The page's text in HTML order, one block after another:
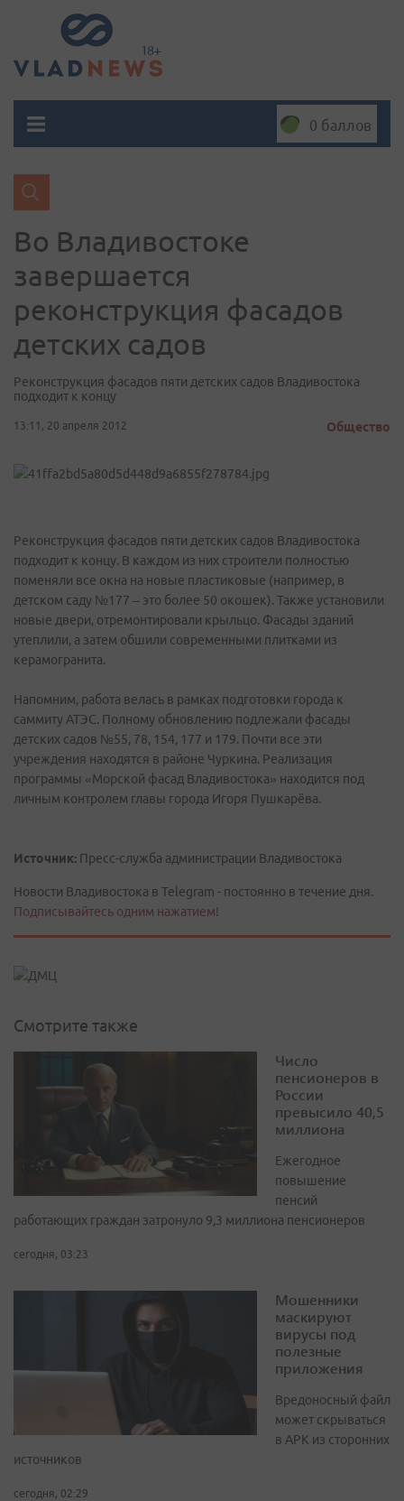
0 баллов
Во Владивостоке
завершается
реконструкция фасадов
детских садов
Реконструкция фасадов пяти детских садов Владивостока
подходит к концу
13:11, 20 апреля 2012 Общество
Реконструкция фасадов пяти детских садов Владивостока
подходит к концу. В каждом из них строители полностью
поменяли все окна на новые пластиковые (например, в
детском саду №177 – это более 50 окошек). Также установили
новые двери, отремонтировали крыльцо. Фасады зданий
утеплили, а затем обшили современными плитками из
керамогранита.
Напомним, работа велась в рамках подготовки города к
саммиту АТЭС. Полному обновлению подлежали фасады
детских садов №55, 78, 154, 177 и 179. Почти все эти
учреждения находятся в районе Чуркина. Реализация
программы «Морской фасад Владивостока» находится под
личным контролем главы города Игоря Пушкарёва.
Источник: Пресс-служба администрации Владивостока
Новости Владивостока в Telegram - постоянно в течение дня.
Подписывайтесь одним нажатием!
Смотрите также
Число
пенсионеров в
России
превысило 40,5
миллиона
Ежегодное
повышение
пенсий
работающих граждан затронуло 9,3 миллиона пенсионеров
сегодня, 03:23
Мошенники
маскируют
вирусы под
полезные
приложения
Вредоносный файл
может скрываться
в APK из сторонних
источников
сегодня, 02:29